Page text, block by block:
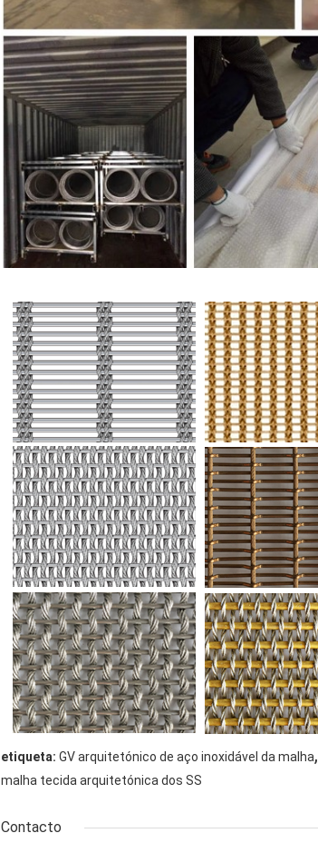
etiqueta: GV arquitetónico de aço inoxidável da malha,
malha tecida arquitetónica dos SS
Contacto